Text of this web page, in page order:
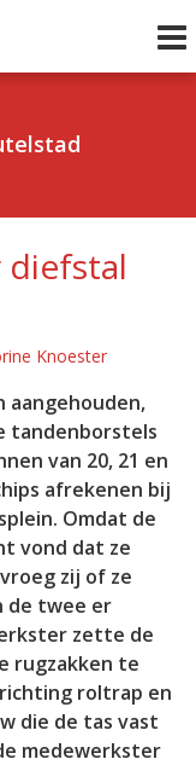
diefstal
Knoester
aangehouden,
tandenborstels
van 20, 21 en
afrekenen bij
Omdat de
vond dat ze
zij of ze
de twee er
zette de
rugzakken te
roltrap en
die de tas vast
medewerkster